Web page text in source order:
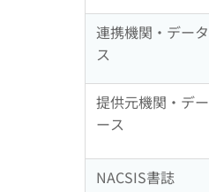
連携機関・デー
ス
提供元機関・デ
ース
NACSIS書誌